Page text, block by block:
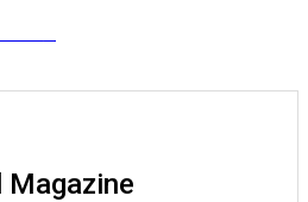
Magazine